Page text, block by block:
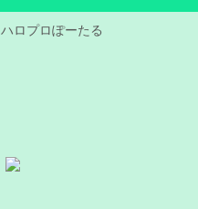
ハロプロぽーたる